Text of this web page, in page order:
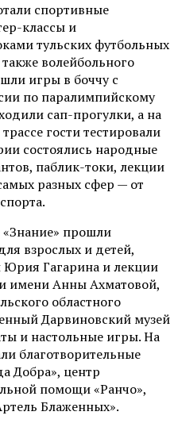
спортивные
классы и
тульских футбольных
волейбольного
игры в боччу с
по паралимпийскому
сап-прогулки, а на
гости тестировали
состоялись народные
паблик-токи, лекции
разных сфер — от
прошли
взрослых и детей,
Юрия Гагарина и лекции
имени Анны Ахматовой,
областного
Дарвиновский музей
и настольные игры. На
благотворительные
Добра», центр
помощи «Ранчо»,
Блаженных».